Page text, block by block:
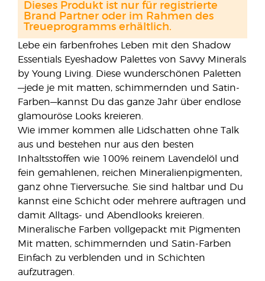
Lebe ein farbenfrohes Leben mit den Shadow
Essentials Eyeshadow Palettes von Savvy Minerals
by Young Living. Diese wunderschönen Paletten
—jede je mit matten, schimmernden und Satin-
Farben—kannst Du das ganze Jahr über endlose
glamouröse Looks kreieren.
Wie immer kommen alle Lidschatten ohne Talk
aus und bestehen nur aus den besten
Inhaltsstoffen wie 100% reinem Lavendelöl und
fein gemahlenen, reichen Mineralienpigmenten,
ganz ohne Tierversuche. Sie sind haltbar und Du
kannst eine Schicht oder mehrere auftragen und
damit Alltags- und Abendlooks kreieren.
Mineralische Farben vollgepackt mit Pigmenten
Mit matten, schimmernden und Satin-Farben
Einfach zu verblenden und in Schichten
aufzutragen.
Dieses Produkt ist nur für registrierte
Brand Partner oder im Rahmen des
Treueprogramms erhältlich.